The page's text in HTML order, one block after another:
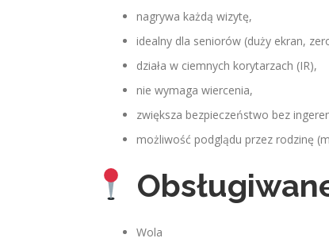
nagrywa każdą wizytę,
idealny dla seniorów (duży ekran,
działa w ciemnych korytarzach (IR),
nie wymaga wiercenia,
zwiększa bezpieczeństwo bez
możliwość podglądu przez rodzinę
Wola